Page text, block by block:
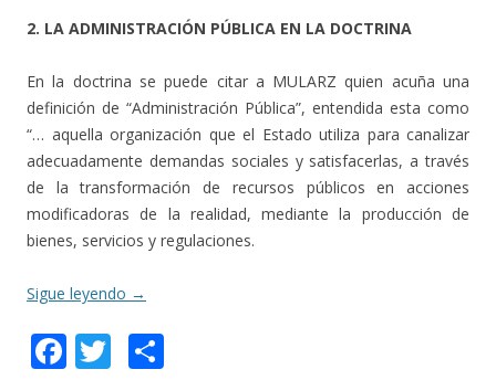
2. LA ADMINISTRACIÓN PÚBLICA EN LA DOCTRINA
En la doctrina se puede citar a MULARZ quien acuña una
definición de “Administración Pública”, entendida esta como
“… aquella organización que el Estado utiliza para canalizar
adecuadamente demandas sociales y satisfacerlas, a través
de la transformación de recursos públicos en acciones
modificadoras de la realidad, mediante la producción de
bienes, servicios y regulaciones.
Sigue leyendo →
F T